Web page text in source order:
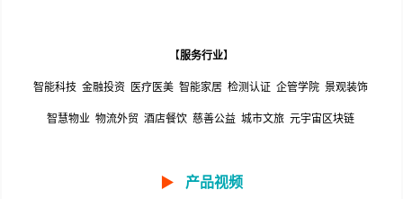
【服务行业】
智能科技 金融投资 医疗医美 智能家居 检测认证 企管学院 景观装饰
智慧物业 物流外贸 酒店餐饮 慈善公益 城市文旅 元宇宙区块链
▶ 产品视频